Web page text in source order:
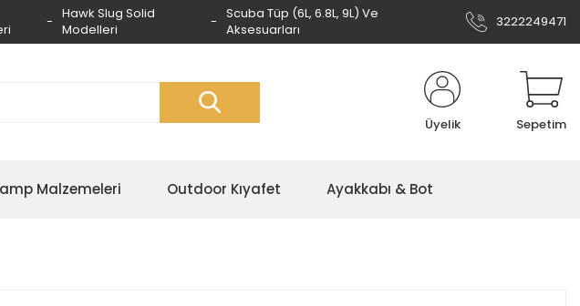
Hawk Slug Solid
Modelleri
Scuba Tüp (6L, 6.8L, 9L) Ve
Aksesuarları
3222249471
Üyelik Sepetim
Malzemeleri Outdoor Kıyafet Ayakkabı & Bot